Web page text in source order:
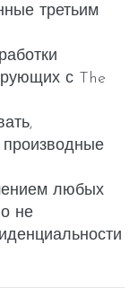
третьим
с The
производные
любых
не